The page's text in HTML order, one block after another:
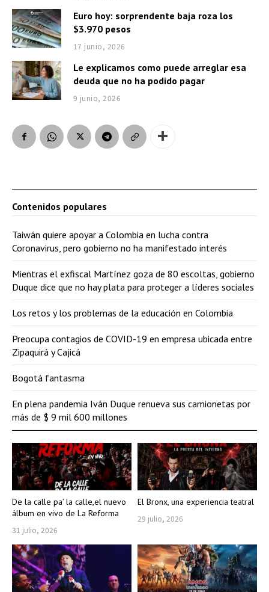
Euro hoy: sorprendente baja roza los
$3.970 pesos
17 junio, 2026
Le explicamos como puede arreglar esa
deuda que no ha podido pagar
9 junio, 2026
De la calle pa’ la calle,el nuevo
álbum en vivo de La Reforma
31 julio, 2026
El Bronx, una experiencia teatral
29 julio, 2026
Contenidos populares
Taiwán quiere apoyar a Colombia en lucha contra
Coronavirus, pero gobierno no ha manifestado interés
Mientras el exfiscal Martínez goza de 80 escoltas, gobierno
Duque dice que no hay plata para proteger a líderes sociales
Los retos y los problemas de la educación en Colombia
Preocupa contagios de COVID-19 en empresa ubicada entre
Zipaquirá y Cajicá
Bogotá fantasma
En plena pandemia Iván Duque renueva sus camionetas por
más de $ 9 mil 600 millones